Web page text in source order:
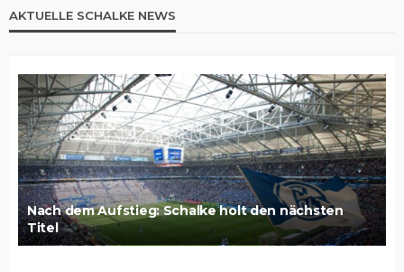
AKTUELLE SCHALKE NEWS
Nach dem Aufstieg: Schalke holt den nächsten
Titel